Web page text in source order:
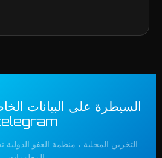
السيطرة على البيانات
التخزين المحلية ، منظمة العفو